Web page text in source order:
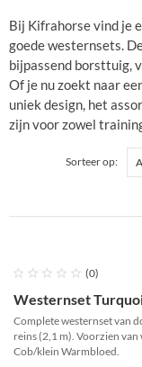
Bij Kifrahorse vind je
goede westernsets.
bijpassend borsttuig,
Of je nu zoekt naar
uniek design, het
zijn voor zowel
Sorteer op:
     (0)
Westernset
Complete westernset van
reins (2,1 m). Voorzien
Cob/klein Warmbloed.